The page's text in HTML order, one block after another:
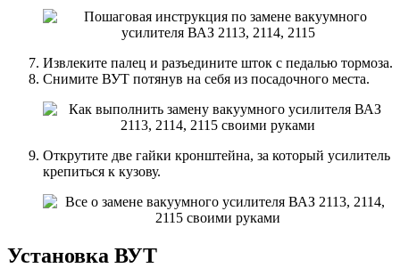
Извлеките палец и разъедините шток с педалью тормоза.
Снимите ВУТ потянув на себя из посадочного места.
Открутите две гайки кронштейна, за который усилитель
крепиться к кузову.
Установка ВУТ